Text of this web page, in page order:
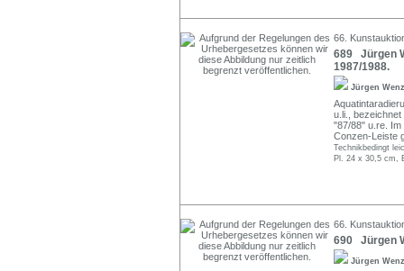
66.
689 Jürgen
1987/1988.
Jürgen
u.li.,
"87/88" u.re.
Conzen-Leiste
Technikbedingt
Pl. 24 x 30,5 cm,
66.
690 Jürgen
Jürgen